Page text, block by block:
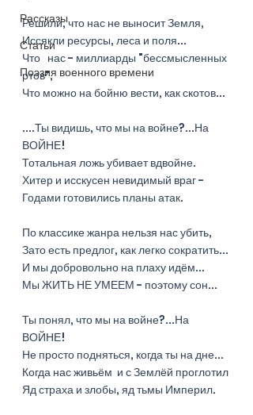
Рассказы
Статьи
Поэзия военного времени
Решили, что нас не выносит Земля,
Иссякли ресурсы, леса и поля...
Что   нас - миллиарды "бессмысленных
ртов",
Что можно на бойню вести, как скотов...
....Ты видишь, что мы на войне?...На
ВОЙНЕ!
Тотальная ложь убивает вдвойне.
Хитер и исскусен невидимый враг -
Годами готовились планы атак.
По классике жанра нельзя нас убить,
Зато есть предлог, как легко сократить...
И мы добровольно на плаху идём...
Мы ЖИТЬ НЕ УМЕЕМ - поэтому сон...
Ты понял, что мы на войне?...На
ВОЙНЕ!
Не просто подняться, когда ты на дне...
Когда нас живьём  и с Землёй проглотил
Яд страха и злобы, яд тьмы Империл.